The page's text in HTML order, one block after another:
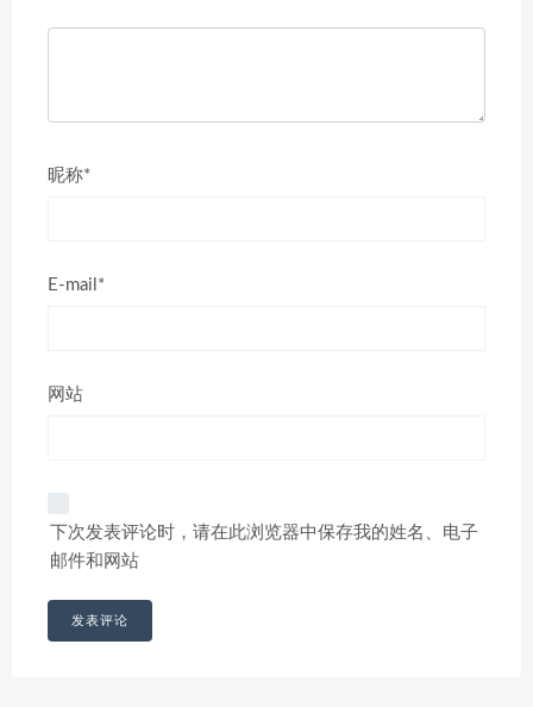
昵称*
E-mail*
网站
下次发表评论时，请在此浏览器中保存我的姓名、电子
邮件和网站